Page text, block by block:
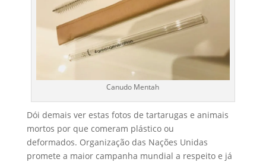
Canudo Mentah
Dói demais ver estas fotos de tartarugas e animais
mortos por que comeram plástico ou
deformados. Organização das Nações Unidas
promete a maior campanha mundial a respeito e já